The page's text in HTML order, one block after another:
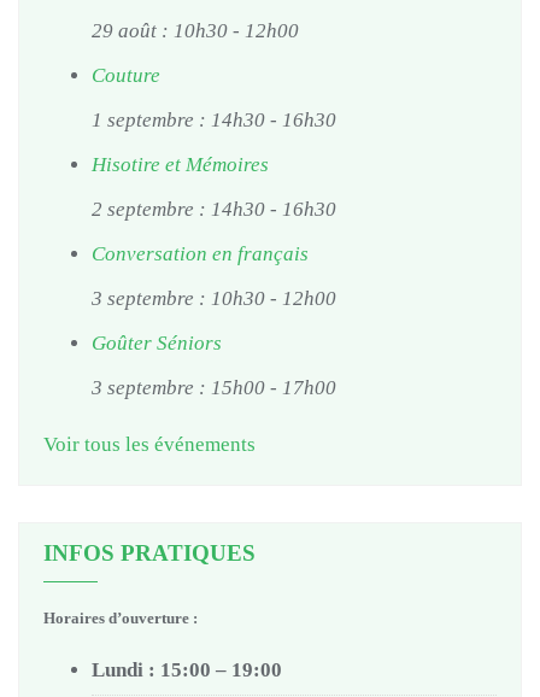
29 août : 10h30 - 12h00
Couture
1 septembre : 14h30 - 16h30
Hisotire et Mémoires
2 septembre : 14h30 - 16h30
Conversation en français
3 septembre : 10h30 - 12h00
Goûter Séniors
3 septembre : 15h00 - 17h00
Voir tous les événements
INFOS PRATIQUES
Horaires d’ouverture :
Lundi : 15:00 – 19:00